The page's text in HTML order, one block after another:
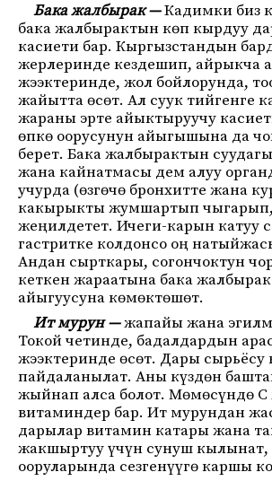
Бака жалбырак —Кадимки биз
бака жалбырактын көп кырдуу
касиети бар. Кыргызстандын
жерлеринде кездешип, айрыкча
жээктеринде, жол бойлорунда,
жайытта өсөт. Ал суук тийгенге
жараны эрте айыктыруучу
өпкө оорусунун айыгышына да
берет. Бака жалбырактын
жана кайнатмасы дем алуу
учурда (өзгөчө бронхитте жана
какырыкты жумшартып
жеңилдетет. Ичеги-карын катуу
гастритке колдонсо оң
Андан сырткары, согончоктун
кеткен жараатына бака
айыгуусуна көмөктөшөт.
Ит мурун —жапайы жана
Токой четинде, бадалдардын
жээктеринде өсөт. Дары
пайдаланылат. Аны күздөн
жыйнап алса болот. Мөмөсүндө
витаминдер бар. Ит мурундан
дарылар витамин катары жана
жакшыртуу үчүн сунуш кылынат,
ооруларында сезгенүүгө каршы